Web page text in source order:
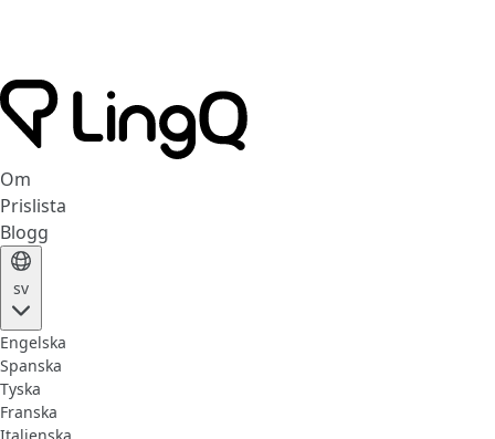
Om
Prislista
Blogg
sv
Engelska
Spanska
Tyska
Franska